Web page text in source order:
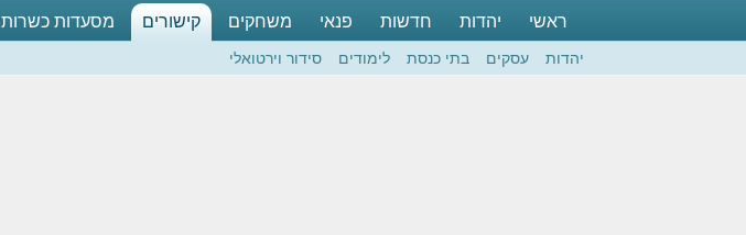
ראשי יהדות חדשות פנאי משחקים קישורים מסעדות כשרות
יהדות עסקים בתי כנסת לימודים סידור וירטואלי